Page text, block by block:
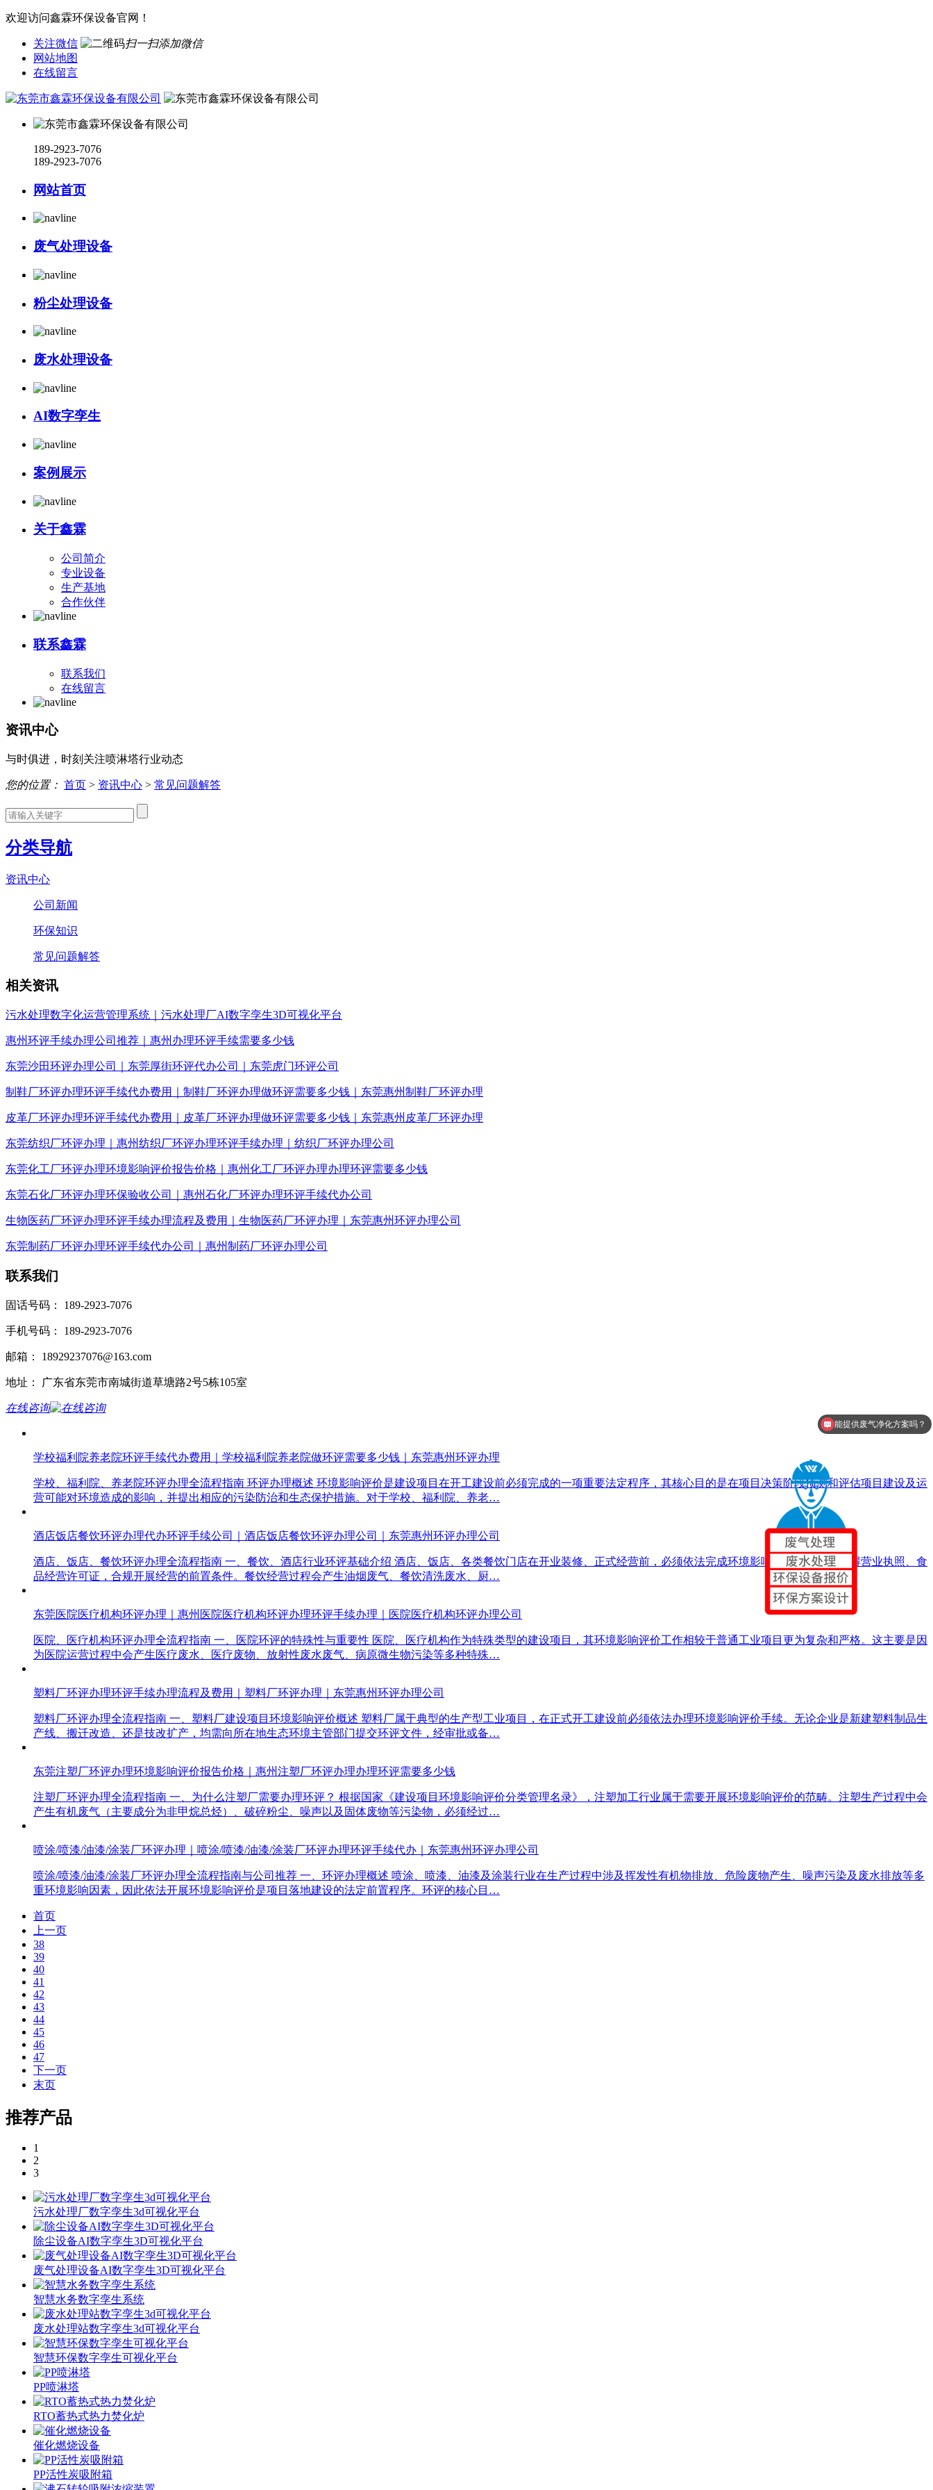
欢迎访问鑫霖环保设备官网！
关注微信
扫一扫添加微信
网站地图
在线留言
189-2923-7076
189-2923-7076
网站首页
废气处理设备
粉尘处理设备
废水处理设备
AI数字孪生
案例展示
关于鑫霖
公司简介
专业设备
生产基地
合作伙伴
联系鑫霖
联系我们
在线留言
资讯中心
与时俱进，时刻关注喷淋塔行业动态
您的位置： 首页 > 资讯中心 > 常见问题解答
分类导航
资讯中心
公司新闻
环保知识
常见问题解答
相关资讯
污水处理数字化运营管理系统｜污水处理厂AI数字孪生3D可视化平台
惠州环评手续办理公司推荐｜惠州办理环评手续需要多少钱
东莞沙田环评办理公司｜东莞厚街环评代办公司｜东莞虎门环评公司
制鞋厂环评办理环评手续代办费用｜制鞋厂环评办理做环评需要多少钱｜东莞惠州制鞋厂环评办理
皮革厂环评办理环评手续代办费用｜皮革厂环评办理做环评需要多少钱｜东莞惠州皮革厂环评办理
东莞纺织厂环评办理｜惠州纺织厂环评办理环评手续办理｜纺织厂环评办理公司
东莞化工厂环评办理环境影响评价报告价格｜惠州化工厂环评办理办理环评需要多少钱
东莞石化厂环评办理环保验收公司｜惠州石化厂环评办理环评手续代办公司
生物医药厂环评办理环评手续办理流程及费用｜生物医药厂环评办理｜东莞惠州环评办理公司
东莞制药厂环评办理环评手续代办公司｜惠州制药厂环评办理公司
联系我们
固话号码： 189-2923-7076
手机号码： 189-2923-7076
邮箱： 18929237076@163.com
地址： 广东省东莞市南城街道草塘路2号5栋105室
在线咨询
学校福利院养老院环评手续代办费用｜学校福利院养老院做环评需要多少钱｜东莞惠州环评办理
学校、福利院、养老院环评办理全流程指南 环评办理概述 环境影响评价是建设项目在开工建设前必须完成的一项重要法定程序，其核心目的是在项目决策阶段预测和评估项目建设及运
营可能对环境造成的影响，并提出相应的污染防治和生态保护措施。对于学校、福利院、养老…
酒店饭店餐饮环评办理代办环评手续公司｜酒店饭店餐饮环评办理公司｜东莞惠州环评办理公司
酒店、饭店、餐饮环评办理全流程指南 一、餐饮、酒店行业环评基础介绍 酒店、饭店、各类餐饮门店在开业装修、正式经营前，必须依法完成环境影响评价手续，是取得营业执照、食
品经营许可证，合规开展经营的前置条件。餐饮经营过程会产生油烟废气、餐饮清洗废水、厨…
东莞医院医疗机构环评办理｜惠州医院医疗机构环评办理环评手续办理｜医院医疗机构环评办理公司
医院、医疗机构环评办理全流程指南 一、医院环评的特殊性与重要性 医院、医疗机构作为特殊类型的建设项目，其环境影响评价工作相较于普通工业项目更为复杂和严格。这主要是因
为医院运营过程中会产生医疗废水、医疗废物、放射性废水废气、病原微生物污染等多种特殊…
塑料厂环评办理环评手续办理流程及费用｜塑料厂环评办理｜东莞惠州环评办理公司
塑料厂环评办理全流程指南 一、塑料厂建设项目环境影响评价概述 塑料厂属于典型的生产型工业项目，在正式开工建设前必须依法办理环境影响评价手续。无论企业是新建塑料制品生
产线、搬迁改造、还是技改扩产，均需向所在地生态环境主管部门提交环评文件，经审批或备…
东莞注塑厂环评办理环境影响评价报告价格｜惠州注塑厂环评办理办理环评需要多少钱
注塑厂环评办理全流程指南 一、为什么注塑厂需要办理环评？ 根据国家《建设项目环境影响评价分类管理名录》，注塑加工行业属于需要开展环境影响评价的范畴。注塑生产过程中会
产生有机废气（主要成分为非甲烷总烃）、破碎粉尘、噪声以及固体废物等污染物，必须经过…
喷涂/喷漆/油漆/涂装厂环评办理｜喷涂/喷漆/油漆/涂装厂环评办理环评手续代办｜东莞惠州环评办理公司
喷涂/喷漆/油漆/涂装厂环评办理全流程指南与公司推荐 一、环评办理概述 喷涂、喷漆、油漆及涂装行业在生产过程中涉及挥发性有机物排放、危险废物产生、噪声污染及废水排放等多
重环境影响因素，因此依法开展环境影响评价是项目落地建设的法定前置程序。环评的核心目…
首页
上一页
38
39
40
41
42
43
44
45
46
47
下一页
末页
推荐产品
1
2
3
污水处理厂数字孪生3d可视化平台
除尘设备AI数字孪生3D可视化平台
废气处理设备AI数字孪生3D可视化平台
智慧水务数字孪生系统
废水处理站数字孪生3d可视化平台
智慧环保数字孪生可视化平台
PP喷淋塔
RTO蓄热式热力焚化炉
催化燃烧设备
PP活性炭吸附箱
能进行废气处理吗？